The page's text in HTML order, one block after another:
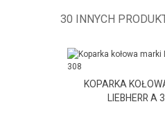
30 INNYCH
KOPARKA
LIEBHERR A